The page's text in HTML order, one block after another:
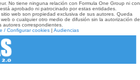
No tiene ninguna relación con Formula One Group ni con
aprobado ni patrocinado por estas entidades.
web son propiedad exclusiva de sus autores. Queda
o cualquier otro medio de difusión sin la autorización de
autores correspondientes.
/ Configurar cookies| Audiencias